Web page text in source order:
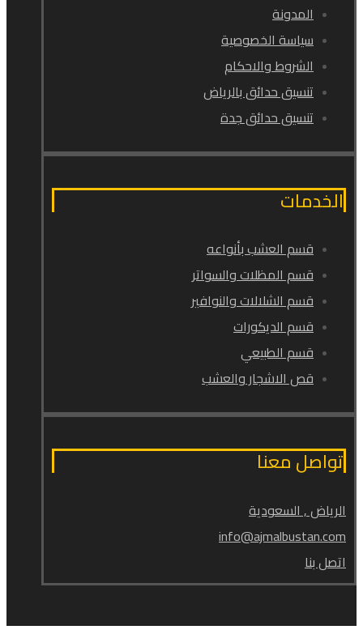
المدونة
سياسة الخصوصية
الشروط والاحكام
تنسيق حدائق بالرياض
تنسيق حدائق جدة
الخدمات
قسم العشب بأنواعه
قسم المظلات والسواتر
قسم الشلالات والنوافير
قسم الديكورات
قسم الطبيعي
قص الاشجار والعشب
تواصل معنا
الرياض , السعودية
info@ajmalbustan.com
اتصل بنا